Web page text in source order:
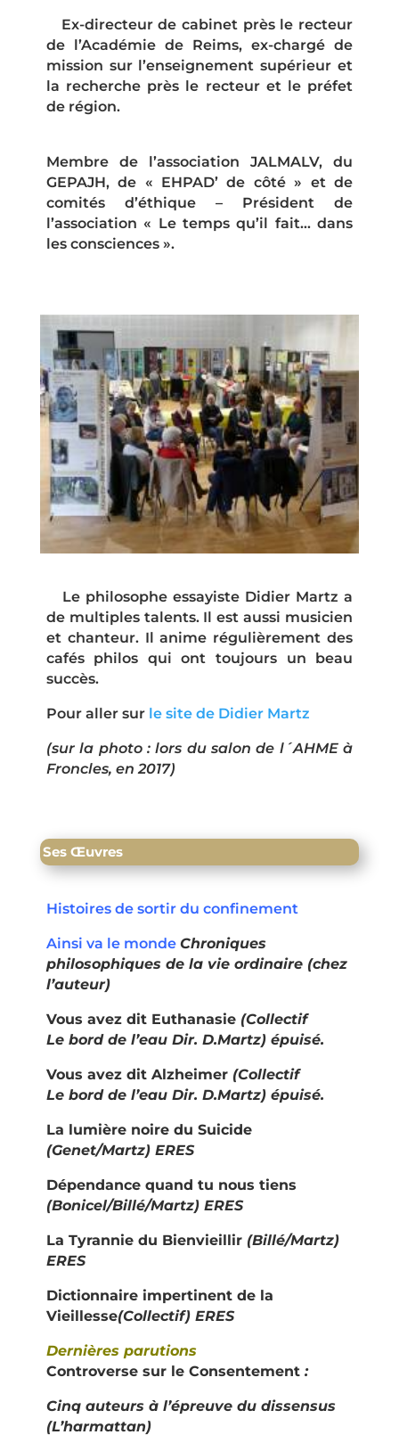
Ex-directeur de cabinet près le recteur
de l’Académie de Reims, ex-chargé de
mission sur l’enseignement supérieur et
la recherche près le recteur et le préfet
de région.
Membre de l’association JALMALV, du
GEPAJH, de « EHPAD’ de côté » et de
comités d’éthique – Président de
l’association « Le temps qu’il fait… dans
les consciences ».
Le philosophe essayiste Didier Martz a
de multiples talents. Il est aussi musicien
et chanteur. Il anime régulièrement des
cafés philos qui ont toujours un beau
succès.
Pour aller sur le site de Didier Martz
(sur la photo : lors du salon de l´AHME à
Froncles, en 2017)
Ses Œuvres
Histoires de sortir du confinement
Ainsi va le monde Chroniques
philosophiques de la vie ordinaire (chez
l’auteur)
Vous avez dit Euthanasie(Collectif
Le bordde l’eau Dir. D.Martz) épuisé.
Vous avez dit Alzheimer(Collectif
Le bordde l’eau Dir. D.Martz) épuisé.
La lumière noire du Suicide
(Genet/Martz) ERES
Dépendance quand tu nous tiens
(Bonicel/Billé/Martz) ERES
La Tyrannie du Bienvieillir(Billé/Martz)
ERES
Dictionnaire impertinent de la
Vieillesse(Collectif) ERES
Dernières parutions
Controverse sur le Consentement:
Cinq auteurs à l’épreuve du dissensus
(L’harmattan)